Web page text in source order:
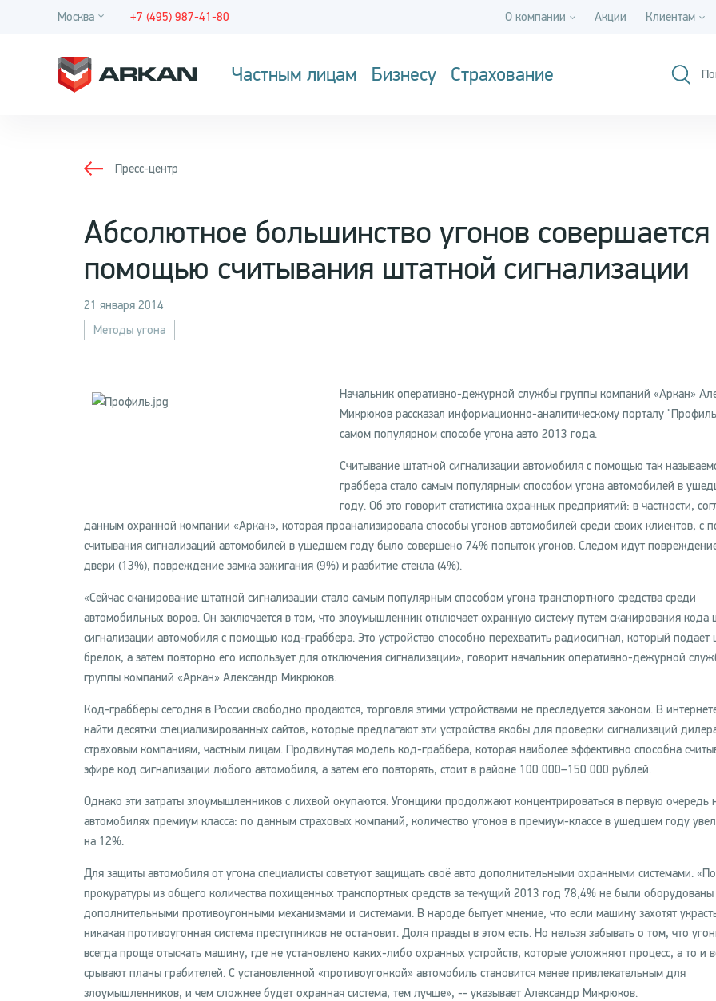
Москва +7 (495) 987-41-80 О компании Акции Клиентам
Частным лицам Бизнесу Страхование
Пресс-центр
Абсолютное большинство угонов совершается
помощью считывания штатной сигнализации
21 января 2014
Методы угона
Начальник оперативно-дежурной службы группы компаний «Аркан»
Микрюков рассказал информационно-аналитическому порталу
самом популярном способе угона авто 2013 года.
Считывание штатной сигнализации автомобиля с помощью так
граббера стало самым популярным способом угона автомобилей в
году. Об это говорит статистика охранных предприятий: в частности,
данным охранной компании «Аркан», которая проанализировала способы угонов автомобилей среди своих клиентов, с
считывания сигнализаций автомобилей в ушедшем году было совершено 74% попыток угонов. Следом идут
двери (13%), повреждение замка зажигания (9%) и разбитие стекла (4%).
«Сейчас сканирование штатной сигнализации стало самым популярным способом угона транспортного средства среди
автомобильных воров. Он заключается в том, что злоумышленник отключает охранную систему путем сканирования кода
сигнализации автомобиля с помощью код-граббера. Это устройство способно перехватить радиосигнал, который подает
брелок, а затем повторно его использует для отключения сигнализации», говорит начальник оперативно-дежурной
группы компаний «Аркан» Александр Микрюков.
Код-грабберы сегодня в России свободно продаются, торговля этими устройствами не преследуется законом. В
найти десятки специализированных сайтов, которые предлагают эти устройства якобы для проверки сигнализаций
страховым компаниям, частным лицам. Продвинутая модель код-граббера, которая наиболее эффективно способна
эфире код сигнализации любого автомобиля, а затем его повторять, стоит в районе 100 000–150 000 рублей.
Однако эти затраты злоумышленников с лихвой окупаются. Угонщики продолжают концентрироваться в первую очередь
автомобилях премиум класса: по данным страховых компаний, количество угонов в премиум-классе в ушедшем году
на 12%.
Для защиты автомобиля от угона специалисты советуют защищать своё авто дополнительными охранными системами.
прокуратуры из общего количества похищенных транспортных средств за текущий 2013 год 78,4% не были оборудованы
дополнительными противоугонными механизмами и системами. В народе бытует мнение, что если машину захотят
никакая противоугонная система преступников не остановит. Доля правды в этом есть. Но нельзя забывать о том, что
всегда проще отыскать машину, где не установлено каких-либо охранных устройств, которые усложняют процесс, а то и
срывают планы грабителей. С установленной «противоугонкой» автомобиль становится менее привлекательным для
злоумышленников, и чем сложнее будет охранная система, тем лучше», -- указывает Александр Микрюков.